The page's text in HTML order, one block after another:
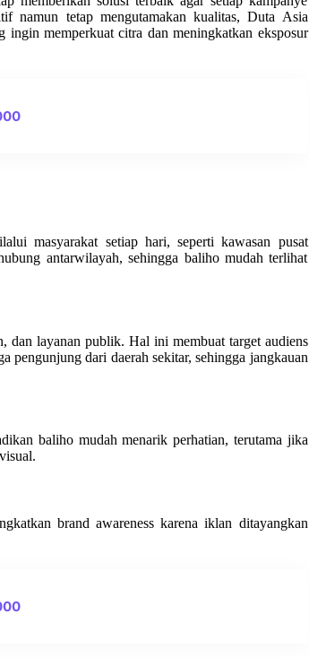
namun tetap mengutamakan kualitas, Duta Asia
memperkuat citra dan meningkatkan eksposur
masyarakat setiap hari, seperti kawasan pusat
antarwilayah, sehingga baliho mudah terlihat
dan layanan publik. Hal ini membuat target audiens
pengunjung dari daerah sekitar, sehingga jangkauan
baliho mudah menarik perhatian, terutama jika
brand awareness karena iklan ditayangkan